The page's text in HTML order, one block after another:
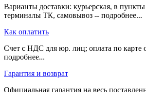
Варианты доставки: курьерская, в
терминалы ТК, самовывоз -- подробнее...
Как оплатить
Счет с НДС для юр. лиц; оплата по карте
подробнее...
Гарантия и возврат
Официальная гарантия на весь